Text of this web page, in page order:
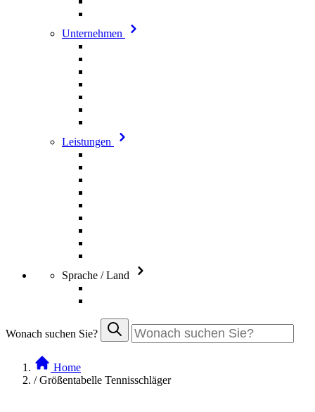
Unternehmen
Leistungen
Sprache / Land
Wonach suchen Sie?
Home
/ Größentabelle Tennisschläger